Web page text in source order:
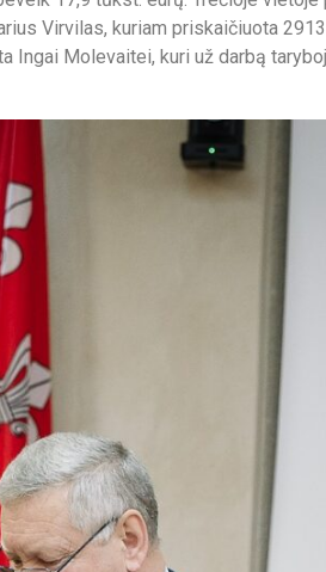
Virvilas, kuriam priskaičiuota
Ingai Molevaitei, kuri už darbą